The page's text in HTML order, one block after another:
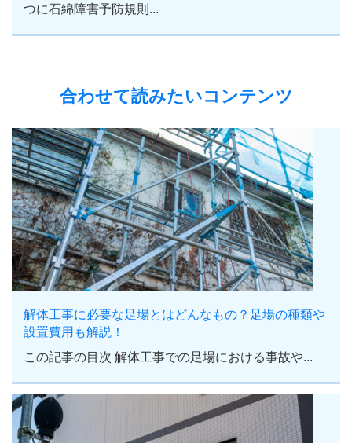
つに石綿障害予防規則...
合わせて読みたいコンテンツ
解体工事に必要な足場とはどんなもの？足場の種類や
設置費用も解説！
この記事の目次 解体工事での足場における事故や...